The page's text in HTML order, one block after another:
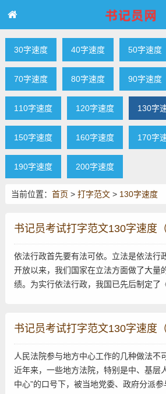
30字速度 40字速度 50字速度
70字速度 80字速度 90字速度
110字速度 120字速度 130字
150字速度 160字速度 170字
190字速度 200字速度
当前位置： 首页 > 打字范文> 130字速度
书记员考试打字范文130字速度
依法行政首先要有法可依。立法是依法行
开放以来，我们国家在立法方面做了大量
绩。为实行依法行政，我国已先后制定了
书记员考试打字范文130字速度
人民法院参与地方中心工作的几种做法不
近年来，一些地方法院，特别是中、基层
中心”的口号下，被当地党委、政府分派